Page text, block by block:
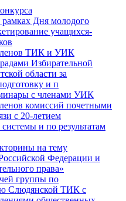
Дня молодого
учащихся-
ТИК и УИК
Избирательной
области за
и п
с членами УИК
комиссий почетными
с 20-летием
и по результатам
на тему
Федерации и
права»
группы по
Слюдянской ТИК с